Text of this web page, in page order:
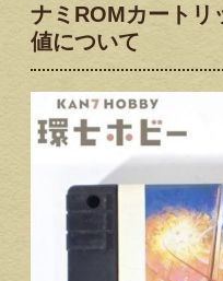
ナミROMカートリ
値について